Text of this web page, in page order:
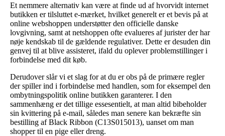
Et nemmere alternativ kan være at finde ud af hvorvidt internet
butikken er tilsluttet e-mærket, hvilket generelt er et bevis på at
online webshoppen understøtter den officielle danske
lovgivning, samt at netshoppen ofte evalueres af jurister der har
nøje kendskab til de gældende regulativer. Dette er desuden din
genvej til at blive assisteret, ifald du oplever problemstillinger i
forbindelse med dit køb.
Derudover slår vi et slag for at du er obs på de primære regler
der spiller ind i forbindelse med handlen, som for eksempel den
ombytningspolitik online butikken garanterer. I den
sammenhæng er det tillige essesentielt, at man altid bibeholder
sin kvittering på e-mail, således man senere kan bekræfte sin
bestilling af Black Ribbon (C13S015013), uanset om man
shopper til en pige eller dreng.